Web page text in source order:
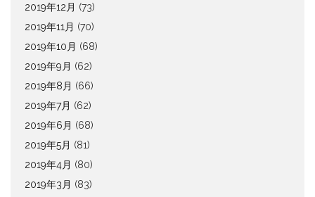
2019年12月 (73)
2019年11月 (70)
2019年10月 (68)
2019年9月 (62)
2019年8月 (66)
2019年7月 (62)
2019年6月 (68)
2019年5月 (81)
2019年4月 (80)
2019年3月 (83)